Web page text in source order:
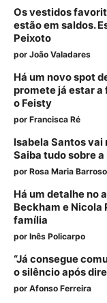
Os vestidos
estão em saldos.
Peixoto
por João Valadares
Há um novo spot
promete já estar a
o Feisty
por Francisca Ré
Isabela Santos vai
Saiba tudo sobre
por Rosa Maria Barroso
Há um detalhe no
Beckham e Nicola
família
por Inês Policarpo
“Já consegue
o silêncio após
por Afonso Ferreira